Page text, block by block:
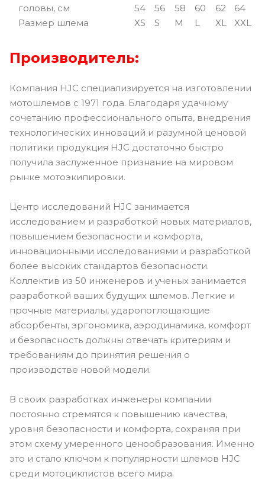
головы, см 54 56 58 60 62
64
Размер шлема
XS S M L XL XXL
Производитель:
Компания HJC специализируется на изготовлении
мотошлемов с 1971 года. Благодаря удачному
сочетанию профессионального опыта, внедрения
технологических инноваций и разумной ценовой
политики продукция HJC достаточно быстро
получила заслуженное признание на мировом
рынке мотоэкипировки.
Центр исследований HJC занимается
исследованием и разработкой новых материалов,
повышением безопасности и комфорта,
инновационными исследованиями и разработкой
более высоких стандартов безопасности.
Коллектив из 50 инженеров и ученых занимается
разработкой ваших будущих шлемов. Легкие и
прочные материалы, ударопоглощающие
абсорбенты, эргономика, аэродинамика, комфорт
и безопасность должны отвечать критериям и
требованиям до принятия решения о
производстве новой модели.
В своих разработках инженеры компании
постоянно стремятся к повышению качества,
уровня безопасности и комфорта, сохраняя при
этом схему умеренного ценообразования. Именно
это и стало ключом к популярности шлемов HJC
среди мотоциклистов всего мира.